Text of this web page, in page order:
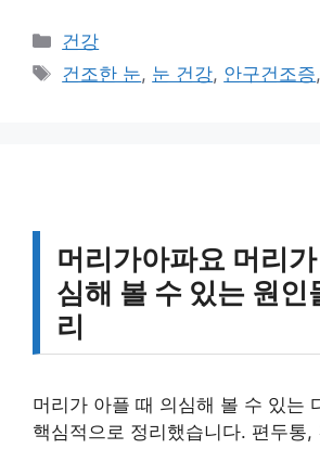
카
테
건강
태
건조한 눈, 눈 건강, 안구건조증,
머리가아파요 머리
심해 볼 수 있는 원인
리
머리가 아플 때 의심해 볼 수 있는
핵심적으로 정리했습니다. 편두통,